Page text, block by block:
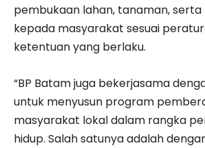
pembukaan lahan, tanaman,
kepada masyarakat sesuai
ketentuan yang berlaku.
“BP Batam juga bekerjasama
untuk menyusun program
masyarakat lokal dalam rangka
hidup. Salah satunya adalah